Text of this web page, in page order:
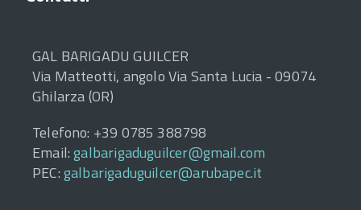
GAL BARIGADU GUILCER
Via Matteotti, angolo Via Santa Lucia - 09074
Ghilarza (OR)
Telefono: +39 0785 388798
Email:galbarigaduguilcer@gmail.com
PEC:galbarigaduguilcer@arubapec.it